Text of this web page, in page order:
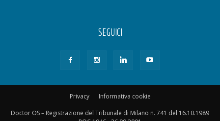
SEGUICI
Privacy
Informativa cookie
Doctor OS – Registrazione del Tribunale di Milano n. 741 del 16.10.1989